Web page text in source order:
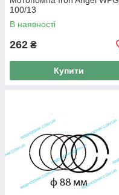
100/13
В наявності
262 ₴
Купити